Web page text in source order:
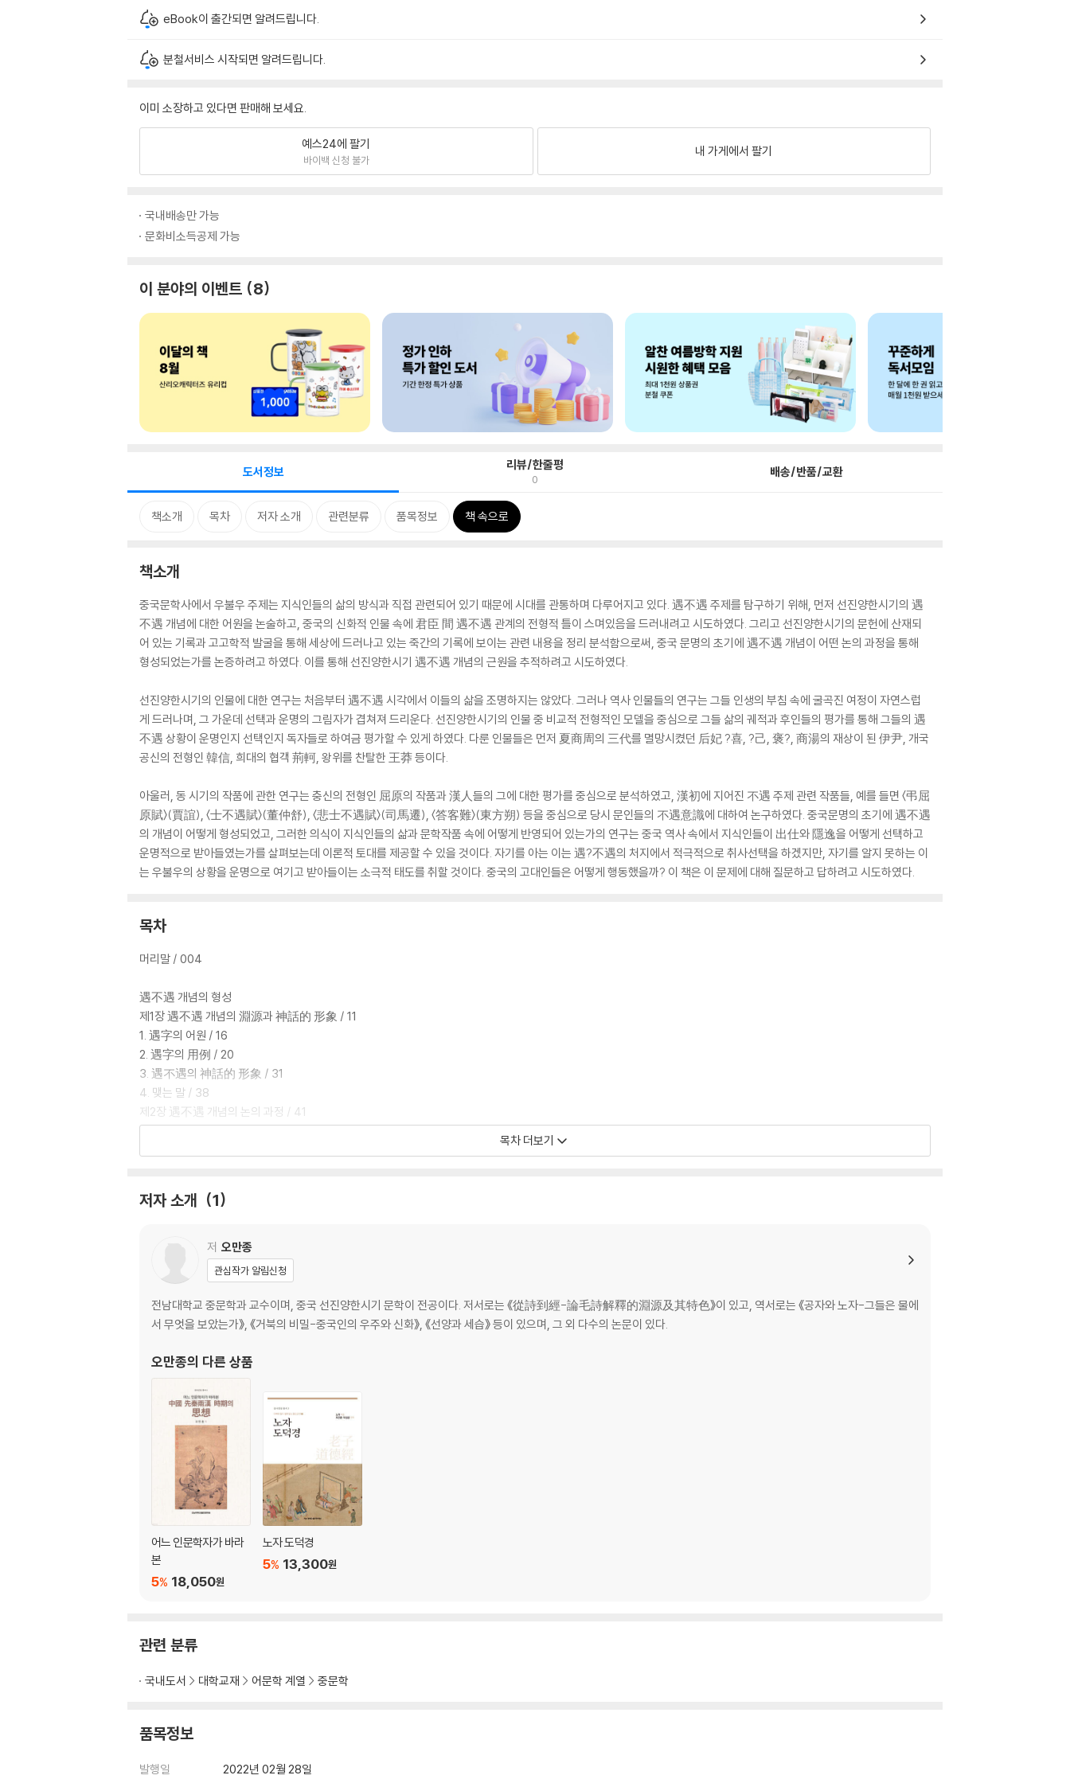
eBook이 출간되면 알려드립니다.
분철서비스 시작되면 알려드립니다.
이미 소장하고 있다면 판매해 보세요.
예스24에 팔기
바이백 신청 불가
내 가게에서 팔기
국내배송만 가능
문화비소득공제 가능
이 분야의 이벤트 8
도서정보 리뷰/한줄평
0 배송/반품/교환
책소개 목차 저자 소개 관련분류 품목정보 책 속으로
책소개
중국문학사에서 우불우 주제는 지식인들의 삶의 방식과 직접 관련되어 있기 때문에 시대를 관통하며 다루어지고 있다. 遇不遇 주제를 탐구하기 위해, 먼저 선진양한시기의 遇
不遇 개념에 대한 어원을 논술하고, 중국의 신화적 인물 속에 君臣 間 遇不遇 관계의 전형적 틀이 스며있음을 드러내려고 시도하였다. 그리고 선진양한시기의 문헌에 산재되
어 있는 기록과 고고학적 발굴을 통해 세상에 드러나고 있는 죽간의 기록에 보이는 관련 내용을 정리 분석함으로써, 중국 문명의 초기에 遇不遇 개념이 어떤 논의 과정을 통해
형성되었는가를 논증하려고 하였다. 이를 통해 선진양한시기 遇不遇 개념의 근원을 추적하려고 시도하였다.
선진양한시기의 인물에 대한 연구는 처음부터 遇不遇 시각에서 이들의 삶을 조명하지는 않았다. 그러나 역사 인물들의 연구는 그들 인생의 부침 속에 굴곡진 여정이 자연스럽
게 드러나며, 그 가운데 선택과 운명의 그림자가 겹쳐져 드리운다. 선진양한시기의 인물 중 비교적 전형적인 모델을 중심으로 그들 삶의 궤적과 후인들의 평가를 통해 그들의 遇
不遇 상황이 운명인지 선택인지 독자들로 하여금 평가할 수 있게 하였다. 다룬 인물들은 먼저 夏商周의 三代를 멸망시켰던 后妃 ?喜, ?己, 褒?, 商湯의 재상이 된 伊尹, 개국
공신의 전형인 韓信, 희대의 협객 荊軻, 왕위를 찬탈한 王莽 등이다.
아울러, 동 시기의 작품에 관한 연구는 충신의 전형인 屈原의 작품과 漢人들의 그에 대한 평가를 중심으로 분석하였고, 漢初에 지어진 不遇 주제 관련 작품들, 예를 들면 〈弔屈
原賦〉(賈誼), 〈士不遇賦〉(董仲舒), 〈悲士不遇賦〉(司馬遷), 〈答客難〉(東方朔) 등을 중심으로 당시 문인들의 不遇意識에 대하여 논구하였다. 중국문명의 초기에 遇不遇
의 개념이 어떻게 형성되었고, 그러한 의식이 지식인들의 삶과 문학작품 속에 어떻게 반영되어 있는가의 연구는 중국 역사 속에서 지식인들이 出仕와 隱逸을 어떻게 선택하고
운명적으로 받아들였는가를 살펴보는데 이론적 토대를 제공할 수 있을 것이다. 자기를 아는 이는 遇?不遇의 처지에서 적극적으로 취사선택을 하겠지만, 자기를 알지 못하는 이
는 우불우의 상황을 운명으로 여기고 받아들이는 소극적 태도를 취할 것이다. 중국의 고대인들은 어떻게 행동했을까? 이 책은 이 문제에 대해 질문하고 답하려고 시도하였다.
목차
머리말 / 004
遇不遇 개념의 형성
제1장 遇不遇 개념의 淵源과 神話的 形象 / 11
1. 遇字의 어원 / 16
2. 遇字의 用例 / 20
3. 遇不遇의 神話的 形象 / 31
4. 맺는 말 / 38
제2장 遇不遇 개념의 논의 과정 / 41
1. 《논어》의 陳蔡之間 고사 / 43
5. 《論衡?逢遇》 / 66
遇不遇와 人物
제3장 ?喜, ?己, 褒? / 75
1. ?喜 / 80
2. ?己 / 86
4. 맺는 말 / 99
제4장 伊尹 / 103
1. 탄생과 성장 / 107
2. 君臣會同 / 111
3. 夏나라에서의 활동 / 123
4. 맺는 말 / 130
제5장 荊軻 / 133
1. 초기 문헌 기록에 보이는 형가 형상 / 135
2. 후대 시가 속에 드러난 형가 형상 / 143
제6장 韓信 / 161
1. 忍辱과 報恩의 형상 / 165
2. 將帥로서의 형상 / 171
제7장 王莽 / 191
2. ?王과 子之의 선양 / 197
4. 맺는 말 / 213
遇不遇와 문학작품
목차 더보기
저자 소개 1
저 오만종
관심작가 알림신청
전남대학교 중문학과 교수이며, 중국 선진양한시기 문학이 전공이다. 저서로는 《從詩到經-論毛詩解釋的淵源及其特色》이 있고, 역서로는 《공자와 노자-그들은 물에
서 무엇을 보았는가》, 《거북의 비밀-중국인의 우주와 신화》, 《선양과 세습》 등이 있으며, 그 외 다수의 논문이 있다.
오만종의 다른 상품
어느 인문학자가 바라
본
18,050원
5%
노자 도덕경
13,300원
5%
관련 분류
국내도서 대학교재 어문학 계열 중문학
품목정보
발행일 2022년 02월 28일